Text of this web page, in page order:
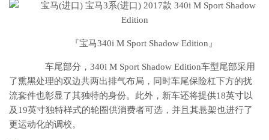
『宝马340i M Sport Shadow Edition』
车尾部分，340i M Sport Shadow Edition车型尾部采用
了熏黑处理的双边共两出排气布局，同时车尾保险杠下方的扰
流套件也彰显了其独特的身份。此外，新车还将提供18英寸以
及19英寸独特样式的轮圈供消费者可选，并且其悬架也进行了
更运动化的调校。